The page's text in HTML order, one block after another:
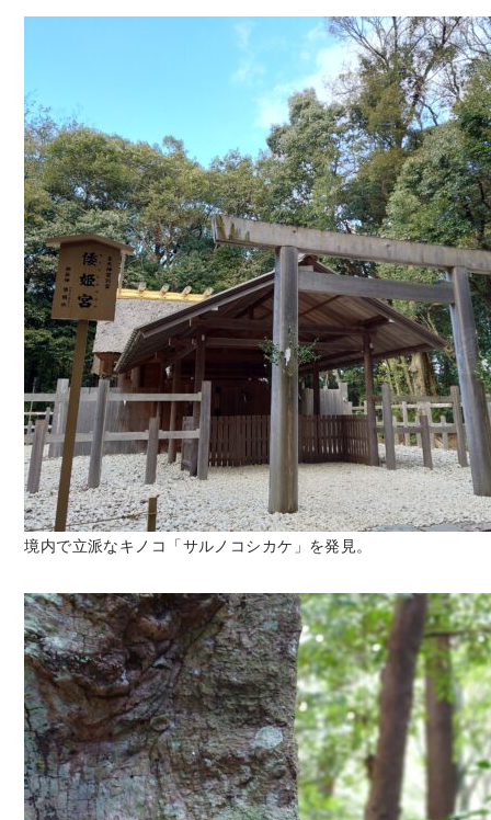
境内で立派なキノコ「サルノコシカケ」を発見。